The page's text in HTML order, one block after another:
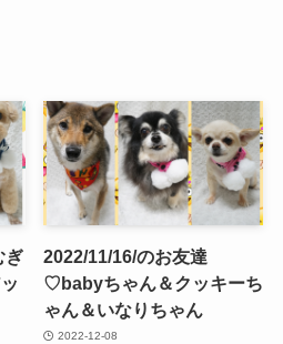
ぎ
2022/11/16/のお友達
♡babyちゃん＆クッキーち
ゃん＆いなりちゃん
2022-12-08